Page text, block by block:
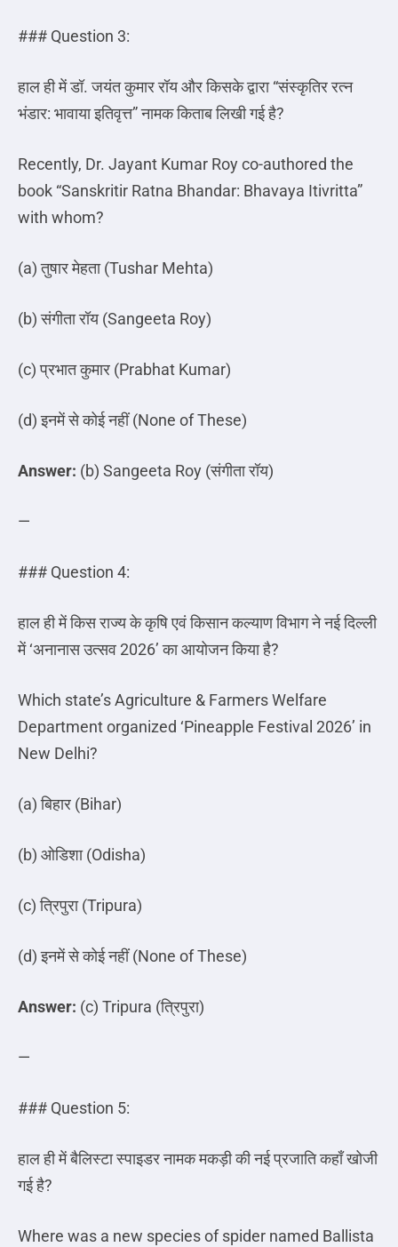
### Question 3:
हाल ही में डॉ.जयंत कुमार रॉय और किसके द्वारा“संस्कृतिर रत्न
भंडार: भावाया इतिवृत्त”नामक किताब लिखी गई है?
Recently, Dr. Jayant Kumar Roy co-authored the
book “Sanskritir Ratna Bhandar: Bhavaya Itivritta”
with whom?
(a)तुषारमेहता(Tushar Mehta)
(b)संगीतारॉय(Sangeeta Roy)
(c)प्रभातकुमार (Prabhat Kumar)
(d)इनमेंसेकोईनहीं(None of These)
Answer: (b) Sangeeta Roy (संगीतारॉय)
—
### Question 4:
हाल ही में किस राज्य के कृषि एवं किसान कल्याण विभाग ने नई दिल्ली
में‘अनानास उत्सव 2026’का आयोजन किया है?
Which state’s Agriculture & Farmers Welfare
Department organized ‘Pineapple Festival 2026’ in
New Delhi?
(a)बिहार (Bihar)
(b) ओडिशा(Odisha)
(c)त्रिपुरा(Tripura)
(d)इनमेंसेकोईनहीं(None of These)
Answer: (c) Tripura (त्रिपुरा)
—
### Question 5:
हाल ही में बैलिस्टा स्पाइडर नामक मकड़ी की नई प्रजाति कहाँ खोजी
गई है?
Where was a new species of spider named Ballista